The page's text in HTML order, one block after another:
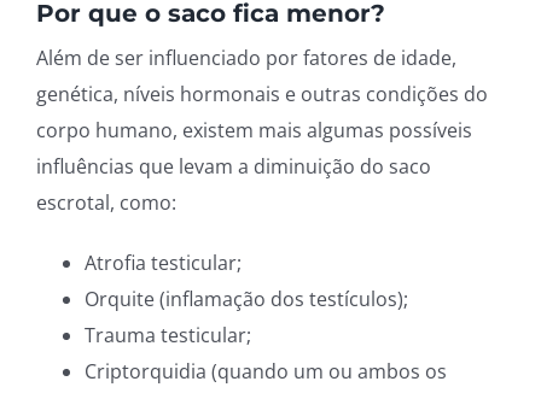
Por que o saco fica menor?
Além de ser influenciado por fatores de idade,
genética, níveis hormonais e outras condições do
corpo humano, existem mais algumas possíveis
influências que levam a diminuição do saco
escrotal, como:
Atrofia testicular;
Orquite (inflamação dos testículos);
Trauma testicular;
Criptorquidia (quando um ou ambos os